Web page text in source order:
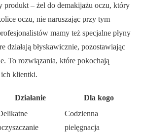
produkt – żel do demakijażu oczu, który
oczu, nie naruszając przy tym
mamy też specjalne płyny
działają błyskawicznie, pozostawiając
To rozwiązania, które pokochają
klientki.
Działanie Dla kogo
Codzienna
pielęgnacja